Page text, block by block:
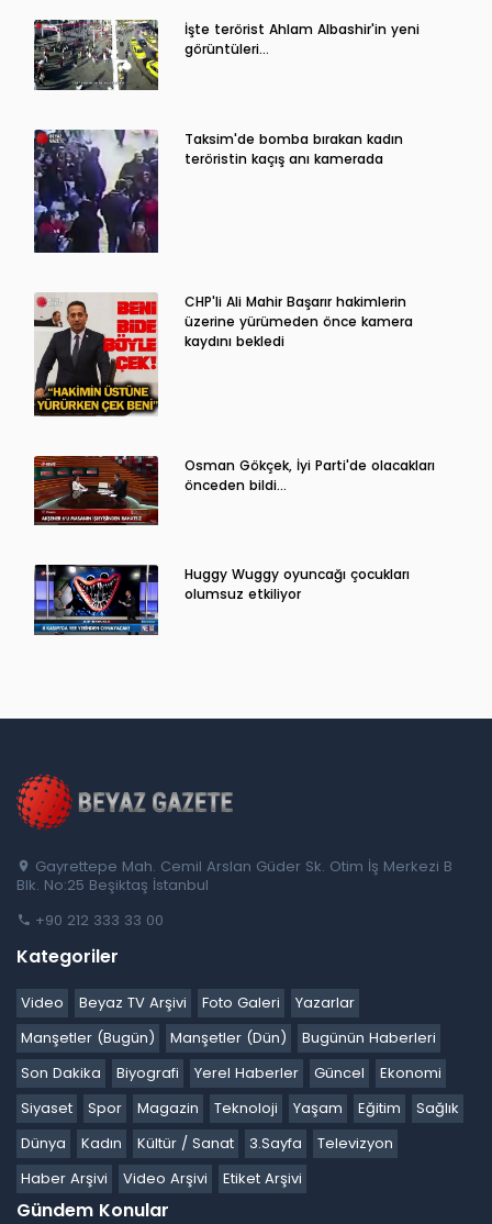
İşte terörist Ahlam Albashir'in yeni
görüntüleri…
Taksim'de bomba bırakan kadın
teröristin kaçış anı kamerada
CHP'li Ali Mahir Başarır hakimlerin
üzerine yürümeden önce kamera
kaydını bekledi
Osman Gökçek, İyi Parti'de olacakları
önceden bildi...
Huggy Wuggy oyuncağı çocukları
olumsuz etkiliyor
Gayrettepe Mah. Cemil Arslan Güder Sk. Otim İş Merkezi B
Blk. No:25 Beşiktaş İstanbul
+90 212 333 33 00
Kategoriler
Video Beyaz TV Arşivi Foto Galeri
Yazarlar
Manşetler (Bugün)
Manşetler (Dün)
Bugünün Haberleri
Son Dakika
Biyografi Yerel Haberler Güncel
Ekonomi
Siyaset
Spor Magazin Teknoloji Yaşam Eğitim
Sağlık
Dünya
Kadın Kültür / Sanat 3.Sayfa
Televizyon
Haber Arşivi
Video Arşivi Etiket Arşivi
Gündem Konular